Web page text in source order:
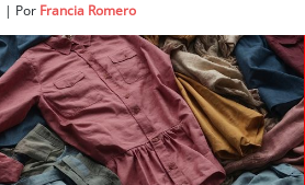
| Por Francia Romero